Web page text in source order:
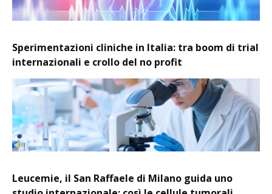
Sperimentazioni cliniche in Italia: tra boom di trial
internazionali e crollo del no profit
Leucemie, il San Raffaele di Milano guida uno